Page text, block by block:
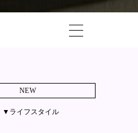
NEW
▼ライフスタイル